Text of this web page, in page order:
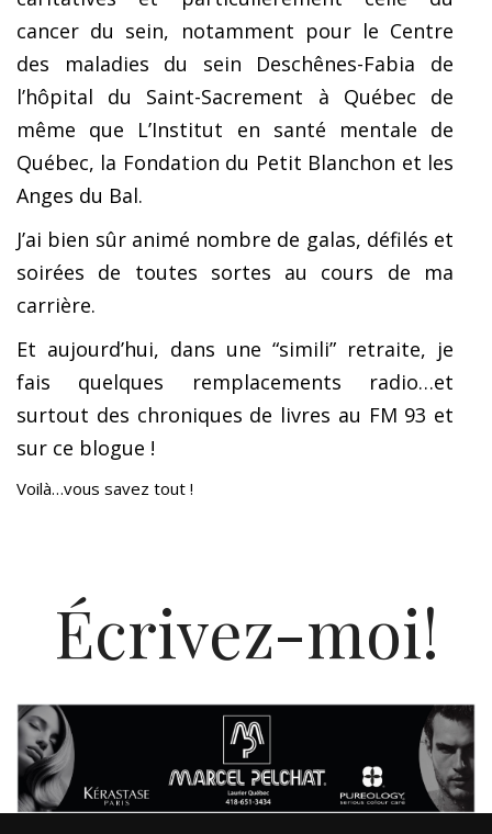
cancer du sein, notamment pour le Centre
des maladies du sein Deschênes-Fabia de
l’hôpital du Saint-Sacrement à Québec de
même que L’Institut en santé mentale de
Québec, la Fondation du Petit Blanchon et les
Anges du Bal.
J’ai bien sûr animé nombre de galas, défilés et
soirées de toutes sortes au cours de ma
carrière.
Et aujourd’hui, dans une “simili” retraite, je
fais quelques remplacements radio…et
surtout des chroniques de livres au FM 93 et
sur ce blogue !
Voilà…vous savez tout !
Écrivez-moi!